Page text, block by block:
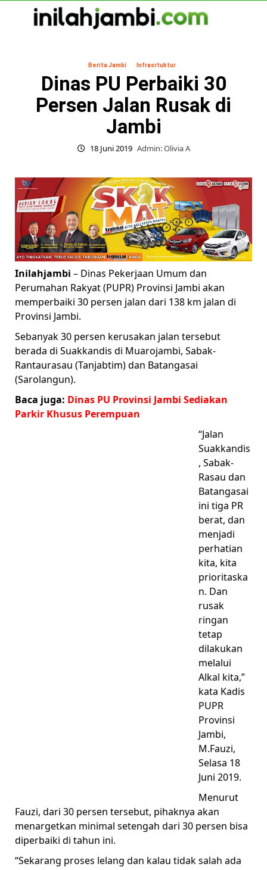
Berita Jambi Infrasrtuktur
Dinas PU Perbaiki 30
Persen Jalan Rusak di
Jambi
18 Juni 2019 Admin: Olivia A
Inilahjambi – Dinas Pekerjaan Umum dan
Perumahan Rakyat (PUPR) Provinsi Jambi akan
memperbaiki 30 persen jalan dari 138 km jalan di
Provinsi Jambi.
Sebanyak 30 persen kerusakan jalan tersebut
berada di Suakkandis di Muarojambi, Sabak-
Rantaurasau (Tanjabtim) dan Batangasai
(Sarolangun).
Baca juga: Dinas PU Provinsi Jambi Sediakan
Parkir Khusus Perempuan
“Jalan
Suakkandis
, Sabak-
Rasau dan
Batangasai
ini tiga PR
berat, dan
menjadi
perhatian
kita, kita
prioritaska
n. Dan
rusak
ringan
tetap
dilakukan
melalui
Alkal kita,”
kata Kadis
PUPR
Provinsi
Jambi,
M.Fauzi,
Selasa 18
Juni 2019.
Menurut
Fauzi, dari 30 persen tersebut, pihaknya akan
menargetkan minimal setengah dari 30 persen bisa
diperbaiki di tahun ini.
“Sekarang proses lelang dan kalau tidak salah ada